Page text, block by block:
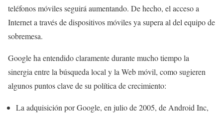
teléfonos móviles seguirá aumentando. De hecho, el acceso a
Internet a través de dispositivos móviles ya supera al del equipo de
sobremesa.
Google ha entendido claramente durante mucho tiempo la
sinergia entre la búsqueda local y la Web móvil, como sugieren
algunos puntos clave de su política de crecimiento:
La adquisición por Google, en julio de 2005, de Android Inc,